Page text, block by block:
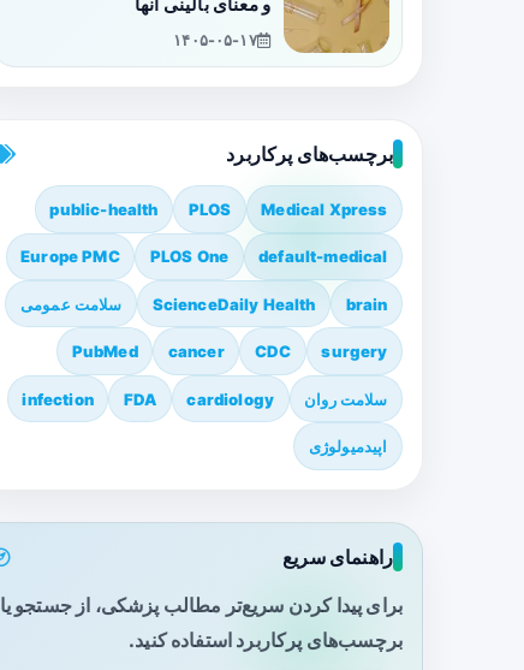
و معنای بالینی آنها
۱۴۰۵-۰۵-۱۷
برچسب‌های پرکاربرد
Medical Xpress
PLOS
public-health
default-medical
PLOS One
Europe PMC
brain
ScienceDaily Health سلامت عمومی
surgery
CDC
cancer
PubMed
سلامت روان cardiology
FDA
infection
اپیدمیولوژی
راهنمای سریع
برای پیدا کردن سریع‌تر مطالب پزشکی، از جستجو یا
برچسب‌های پرکاربرد استفاده کنید.